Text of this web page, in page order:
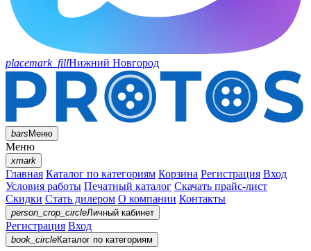
placemark_fillНижний Новгород
barsМеню
Меню
xmark
Главная Каталог по категориям Корзина Регистрация Вход
Условия работы Печатный каталог Скачать прайс-лист
Скидки Стать дилером О компании Контакты
person_crop_circleЛичный кабинет
Регистрация Вход
book_circleКаталог по категориям